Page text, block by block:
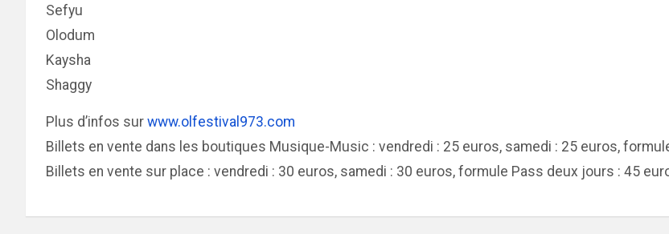
Sefyu
Olodum
Kaysha
Shaggy
Plus d’infos sur www.olfestival973.com
Billets en vente dans les boutiques Musique-Music : vendredi : 25 euros, samedi : 25 euros,
Billets en vente sur place : vendredi : 30 euros, samedi : 30 euros, formule Pass deux jours : 45